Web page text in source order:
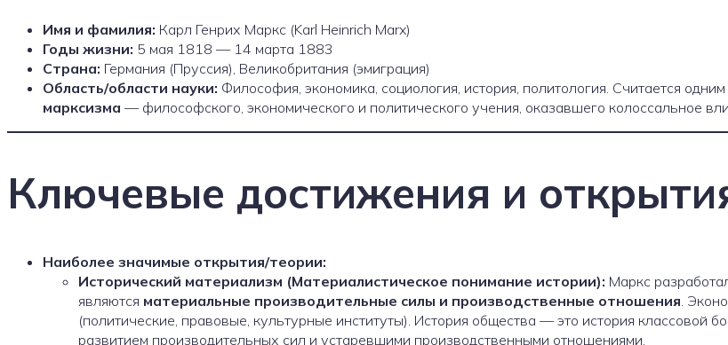
Имя и фамилия: Карл Генрих Маркс (Karl Heinrich Marx)
Годы жизни: 5 мая 1818 — 14 марта 1883
Страна: Германия (Пруссия), Великобритания (эмиграция)
Область/области науки: Философия, экономика, социология, история, политология. Считается
марксизма — философского, экономического и политического учения, оказавшего колоссальное
Ключевые достижения и
Наиболее значимые открытия/теории:
Исторический материализм (Материалистическое понимание истории): Маркс
являются материальные производительные силы и производственные отношения .
(политические, правовые, культурные институты). История общества — это история
развитием производительных сил и устаревшими производственными отношениями.